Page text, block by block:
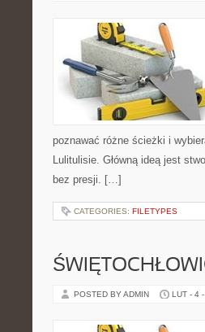
poznawać różne ścieżki i
Lulitulisie. Główną ideą jest
bez presji. […]
CATEGORIES: FILETYPES
POSTED BY ADMIN LUT - 4